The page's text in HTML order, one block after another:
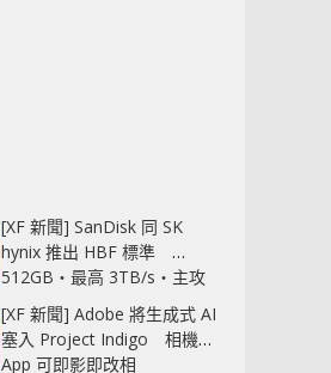
[XF 新聞] SanDisk 同 SK
hynix 推出 HBF 標準
512GB‧最高 3TB/s‧主攻
AI 記憶體
[XF 新聞] Adobe 將生成式 AI
塞入 Project Indigo 相機
App 可即影即改相